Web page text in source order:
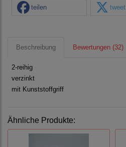
teilen tweet
Beschreibung Bewertungen (32)
2-reihig
verzinkt
mit Kunststoffgriff
Ähnliche Produkte: